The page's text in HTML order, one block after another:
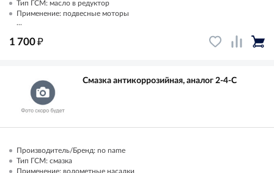
Тип ГСМ: масло в редуктор
Применение: подвесные моторы
...
1 700₽
Смазка антикоррозийная, аналог 2-4-C
Производитель/Бренд: no name
Тип ГСМ: смазка
Применение: водометные насадки